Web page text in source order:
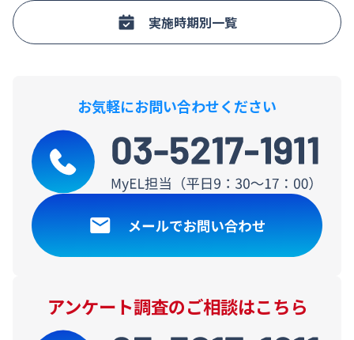
実施時期別一覧
お気軽にお問い合わせください
アンケート調査のご相談はこちら